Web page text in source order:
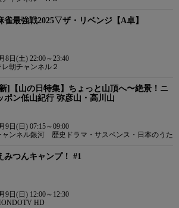
雀最強戦2025▽ザ・リベンジ【A卓】
8日(土) 22:00～23:40
レ朝チャンネル２
]【山の日特集】ちょっと山頂へ〜絶景！ニ
ポン低山紀行 弥彦山・高川山
9日(日) 07:15～09:00
ャンネル銀河 歴史ドラマ・サスペンス・日本のうた
みつんキャンプ！ #1
9日(日) 12:00～12:30
HD